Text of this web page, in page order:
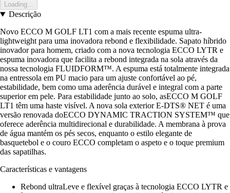
Loading...
Descrição
Novo ECCO M GOLF LT1 com a mais recente espuma ultra-
lightweight para uma inovadora rebond e flexibilidade. Sapato híbrido
inovador para homem, criado com a nova tecnologia ECCO LYTR e
espuma inovadora que facilita a rebond integrada na sola através da
nossa tecnologia FLUIDFORM™. A espuma está totalmente integrada
na entressola em PU macio para um ajuste confortável ao pé,
estabilidade, bem como uma aderência durável e integral com a parte
superior em pele. Para estabilidade junto ao solo, asECCO M GOLF
LT1 têm uma haste visível. A nova sola exterior E-DTS® NET é uma
versão renovada doECCO DYNAMIC TRACTION SYSTEM™ que
oferece aderência multidirecional e durabilidade. A membrana à prova
de água mantém os pés secos, enquanto o estilo elegante de
basquetebol e o couro ECCO completam o aspeto e o toque premium
das sapatilhas.
Características e vantagens
Rebond ultraLeve e flexível graças à tecnologia ECCO LYTR e